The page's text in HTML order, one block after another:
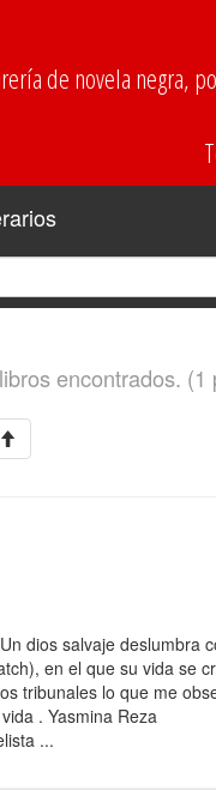
de novela negra,
encontrados. (1
dios salvaje deslumbra
en el que su vida se
tribunales lo que me
. Yasmina Reza
...